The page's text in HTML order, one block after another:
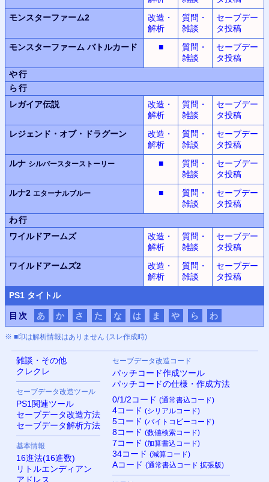
モンスターファーム2
改造・
解析
質問・
雑談
セーブデー
タ投稿
モンスターファーム バトルカード ■
質問・
雑談
セーブデー
タ投稿
や行
ら行
レガイア伝説
改造・
解析
質問・
雑談
セーブデー
タ投稿
レジェンド・オブ・ドラグーン
改造・
解析
質問・
雑談
セーブデー
タ投稿
ルナ シルバースターストーリー ■
質問・
雑談
セーブデー
タ投稿
ルナ2 エターナルブルー ■
質問・
雑談
セーブデー
タ投稿
わ行
ワイルドアームズ
改造・
解析
質問・
雑談
セーブデー
タ投稿
ワイルドアームズ2
改造・
解析
質問・
雑談
セーブデー
タ投稿
PS1 タイトル
目次 あ か さ た な は ま や ら わ
※ ■印は解析情報はありません (スレ作成時)
雑談・その他
クレクレ
セーブデータ改造ツール
PS1関連ツール
セーブデータ改造方法
セーブデータ解析方法
基本情報
16進法(16進数)
リトルエンディアン
アドレス
セーブデータ改造コード
パッチコード作成ツール
パッチコードの仕様・作成方法
0/1/2コード (通常書込コード)
4コード (シリアルコード)
5コード (バイトコピーコード)
8コード (数値検索コード)
7コード (加算書込コード)
34コード (減算コード)
Aコード (通常書込コード 拡張版)